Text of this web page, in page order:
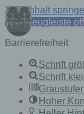
Zum Inhalt
Werkzeugleiste
Barrierefreiheit
Schrift
Schrift
Hoher